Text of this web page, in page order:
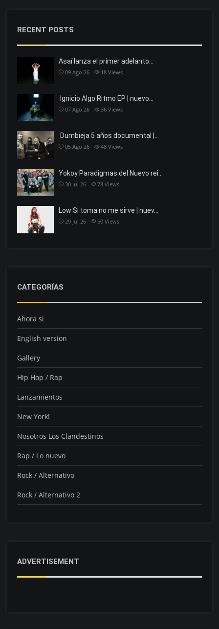
RECENT POSTS
Asaí lanza el primer adelanto…
09 Ago 26 18 Views
Ignicio Algo Ritmo EP | nuevo…
07 Ago 26 36 Views
Dumbieja 5 años documental |…
05 Ago 26 48 Views
Yokoy Paradigmas del Nuevo rei…
30 Jul 26 78 Views
Low Si toma no me sirve | nuev…
29 Jul 26 50 Views
CATEGORÍAS
Ahora si
English version
Gallery
Hip Hop / Rap
Lanzamientos
New York!
Nosotros Los Clandestinos
Rap / Lo nuevo
Rock / Alternativo
Rock / Alternativo 2
ADVERTISEMENT